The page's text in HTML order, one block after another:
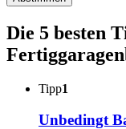
Die 5 besten
Tipp1
Unbedingt